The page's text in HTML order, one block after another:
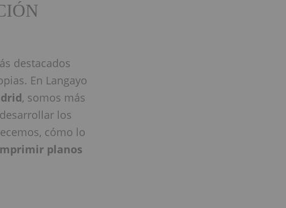
destacados
En Langayo
, somos más
los
cómo lo
mprimir planos